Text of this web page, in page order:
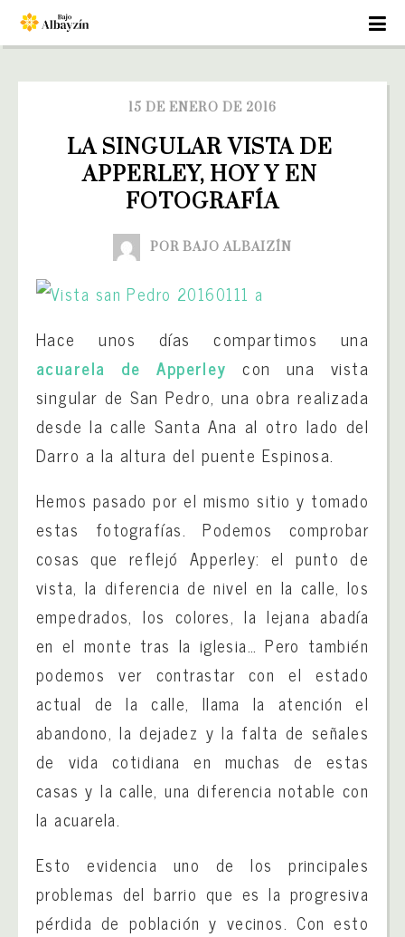
15 DE ENERO DE 2016
LA SINGULAR VISTA DE
APPERLEY, HOY Y EN
FOTOGRAFÍA
POR BAJO ALBAIZÍN
Hace unos días compartimos una
acuarela de Apperley con una vista
singular de San Pedro, una obra realizada
desde la calle Santa Ana al otro lado del
Darro a la altura del puente Espinosa.
Hemos pasado por el mismo sitio y tomado
estas fotografías. Podemos comprobar
cosas que reflejó Apperley: el punto de
vista, la diferencia de nivel en la calle, los
empedrados, los colores, la lejana abadía
en el monte tras la iglesia… Pero también
podemos ver contrastar con el estado
actual de la calle, llama la atención el
abandono, la dejadez y la falta de señales
de vida cotidiana en muchas de estas
casas y la calle, una diferencia notable con
la acuarela.
Esto evidencia uno de los principales
problemas del barrio que es la progresiva
pérdida de población y vecinos. Con esto